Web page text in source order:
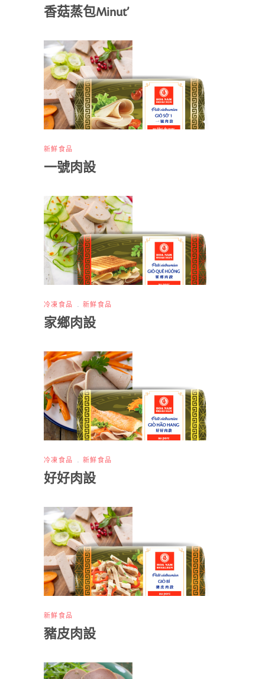
香菇蒸包Minut’
新鮮食品
一號肉設
冷凍食品 新鮮食品
家鄉肉設
冷凍食品 新鮮食品
好好肉設
新鮮食品
豬皮肉設